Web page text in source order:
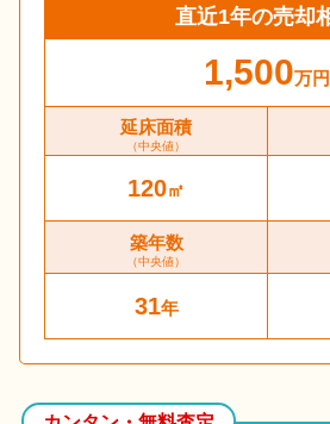
直近1年の売却
1,500万円
延床面積
（中央値）
120㎡
築年数
（中央値）
31年